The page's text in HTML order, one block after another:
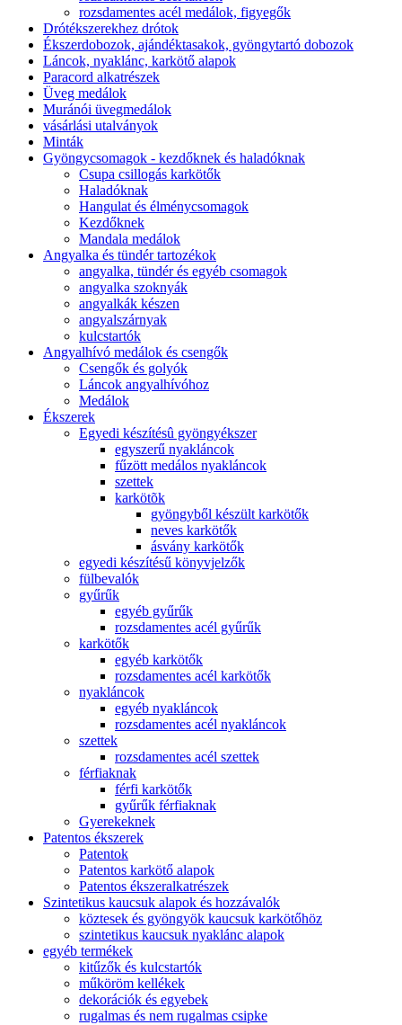
rozsdamentes acél medálok, figyegők
Drótékszerekhez drótok
Ékszerdobozok, ajándéktasakok, gyöngytartó dobozok
Láncok, nyaklánc, karkötő alapok
Paracord alkatrészek
Üveg medálok
Muránói üvegmedálok
vásárlási utalványok
Minták
Gyöngycsomagok - kezdőknek és haladóknak
Csupa csillogás karkötők
Haladóknak
Hangulat és élménycsomagok
Kezdőknek
Mandala medálok
Angyalka és tündér tartozékok
angyalka, tündér és egyéb csomagok
angyalka szoknyák
angyalkák készen
angyalszárnyak
kulcstartók
Angyalhívó medálok és csengők
Csengők és golyók
Láncok angyalhívóhoz
Medálok
Ékszerek
Egyedi készítésû gyöngyékszer
egyszerű nyakláncok
fűzött medálos nyakláncok
szettek
karkötõk
gyöngyből készült karkötők
neves karkötők
ásvány karkötők
egyedi készítésű könyvjelzők
fülbevalók
gyűrűk
egyéb gyűrűk
rozsdamentes acél gyűrűk
karkötők
egyéb karkötők
rozsdamentes acél karkötők
nyakláncok
egyéb nyakláncok
rozsdamentes acél nyakláncok
szettek
rozsdamentes acél szettek
férfiaknak
férfi karkötők
gyűrűk férfiaknak
Gyerekeknek
Patentos ékszerek
Patentok
Patentos karkötő alapok
Patentos ékszeralkatrészek
Szintetikus kaucsuk alapok és hozzávalók
köztesek és gyöngyök kaucsuk karkötőhöz
szintetikus kaucsuk nyaklánc alapok
egyéb termékek
kitűzők és kulcstartók
műköröm kellékek
dekorációk és egyebek
rugalmas és nem rugalmas csipke